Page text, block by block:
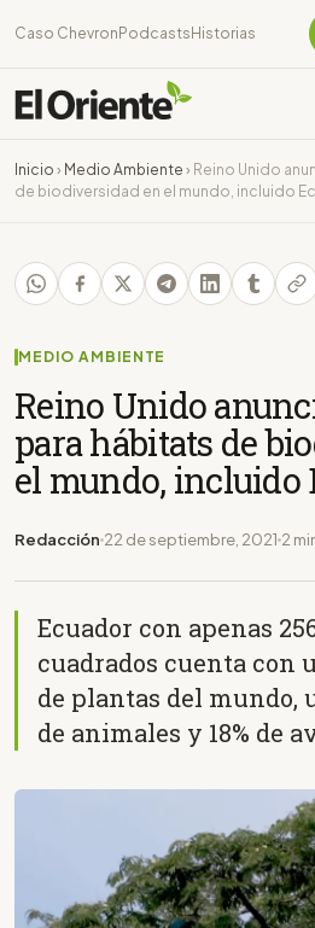
Caso Chevron Podcasts Historias
Inicio › Medio Ambiente › Reino Unido
de biodiversidad en el mundo, incluido
MEDIO AMBIENTE
Reino Unido
para hábitats de
el mundo, incluido
Redacción 22 de septiembre, 2021 2
Ecuador con apenas
cuadrados cuenta con
de plantas del mundo,
de animales y 18% de